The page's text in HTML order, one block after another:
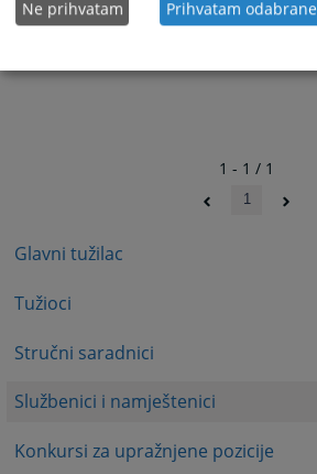
Glavni tužilac
Tužioci
Stručni saradnici
Službenici i namještenici
Konkursi za upražnjene pozicije
1 - 1 / 1
1
Ne prihvatam Prihvatam odabrane